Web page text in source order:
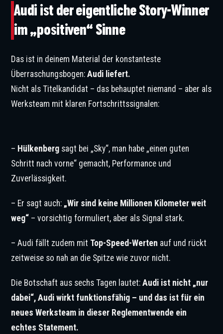
Audi ist der eigentliche Story-Winner
im „positiven“ Sinne
Das ist in deinem Material der konstanteste
Überraschungsbogen:Audi liefert.
Nicht als Titelkandidat – das behauptet niemand – aber als
Werksteam mit klaren Fortschrittssignalen:
– Hülkenberg sagt bei „Sky“, man habe „einen guten
Schritt nach vorne“ gemacht, Performance und
Zuverlässigkeit.
– Er sagt auch: „Wir sind keine Millionen Kilometer weit
weg“ – vorsichtig formuliert, aber als Signal stark.
– Audi fällt zudem mit Top-Speed-Werten auf und rückt
zeitweise so nah an die Spitze wie zuvor nicht.
Die Botschaft aus sechs Tagen lautet:Audi ist nicht „nur
dabei“, Audi wirkt funktionsfähig – und das ist für ein
neues Werksteam in dieser Reglementwende ein
echtes Statement.